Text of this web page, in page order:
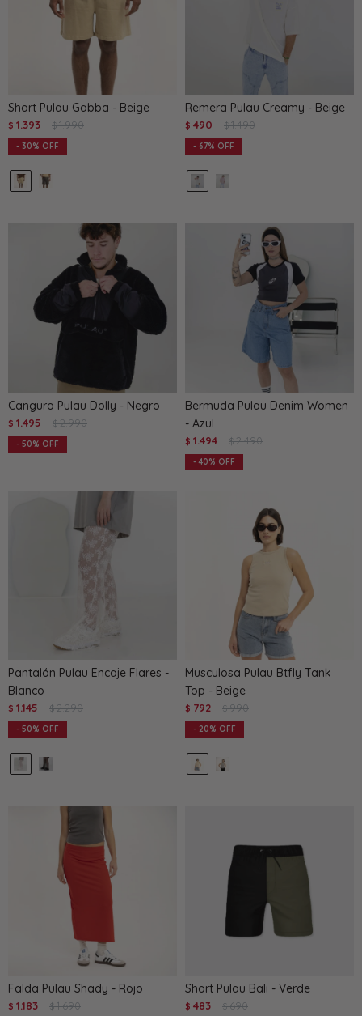
Short Pulau Gabba - Beige
$ 1.393 $ 1.990
30
Remera Pulau Creamy - Beige
$ 490 $ 1.490
67
Canguro Pulau Dolly - Negro
$ 1.495 $ 2.990
50
Bermuda Pulau Denim Women
- Azul
$ 1.494 $ 2.490
40
Pantalón Pulau Encaje Flares -
Blanco
$ 1.145 $ 2.290
50
Musculosa Pulau Btfly Tank
Top - Beige
$ 792 $ 990
20
Falda Pulau Shady - Rojo
$ 1.183 $ 1.690
Short Pulau Bali - Verde
$ 483 $ 690